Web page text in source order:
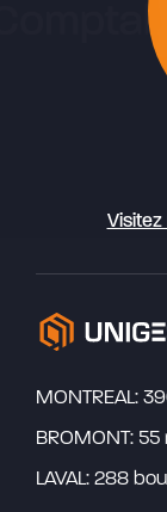
Visitez
MONTREAL:
BROMONT:
LAVAL: 288